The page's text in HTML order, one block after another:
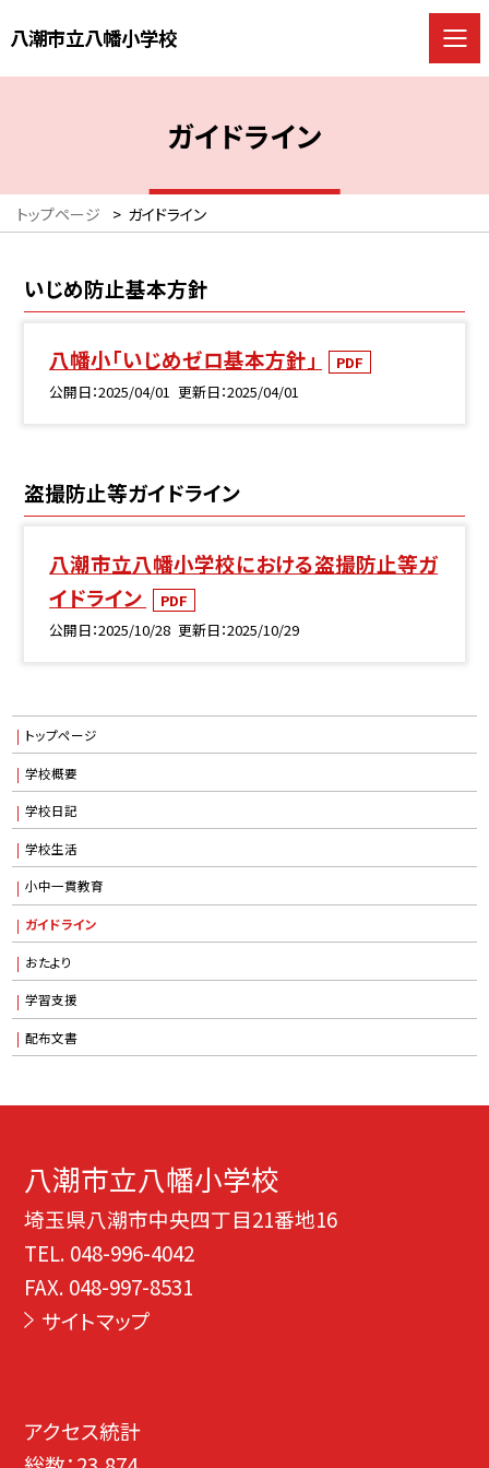
八潮市立八幡小学校
ガイドライン
トップページ > ガイドライン
いじめ防止基本方針
八幡小「いじめゼロ基本方針」
PDF
公開日 2025/04/01 更新日 2025/04/01
盗撮防止等ガイドライン
八潮市立八幡小学校における盗撮防止等ガ
イドライン
PDF
公開日 2025/10/28 更新日 2025/10/29
トップページ
学校概要
学校日記
学校生活
小中一貫教育
ガイドライン
おたより
学習支援
配布文書
八潮市立八幡小学校
埼玉県八潮市中央四丁目21番地16
TEL. 048-996-4042
FAX. 048-997-8531
サイトマップ
アクセス統計